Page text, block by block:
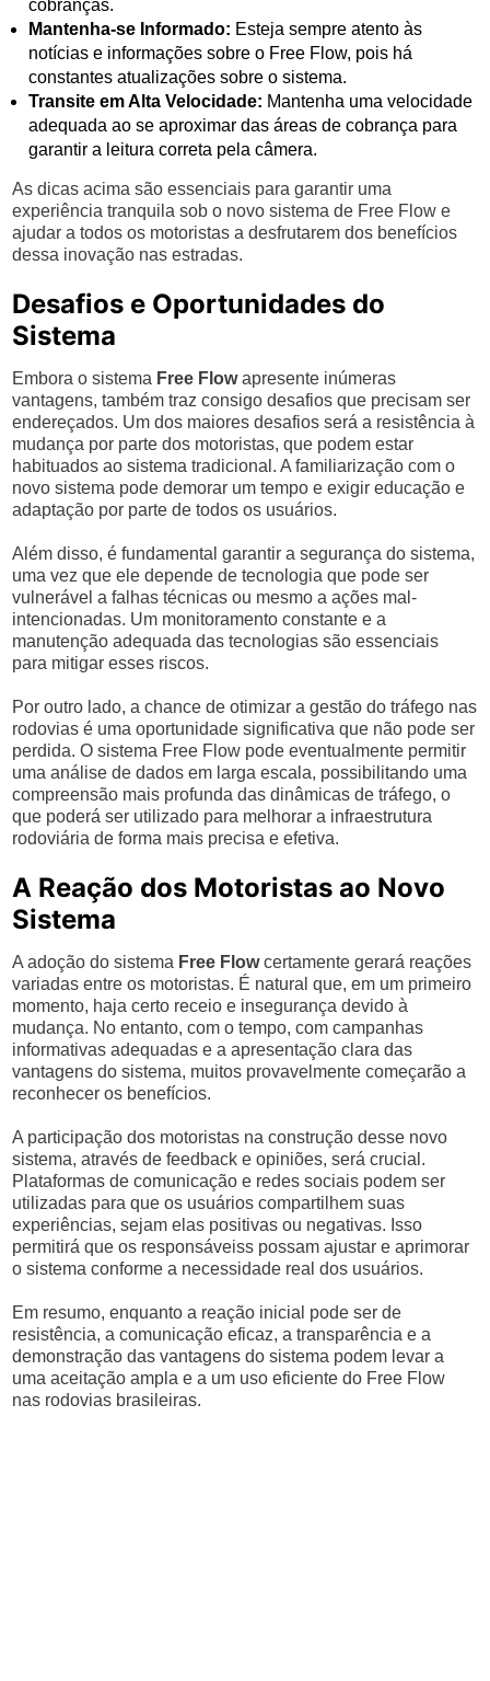
cobranças.
Mantenha-se Informado: Esteja sempre atento às
notícias e informações sobre o Free Flow, pois há
constantes atualizações sobre o sistema.
Transite em Alta Velocidade: Mantenha uma velocidade
adequada ao se aproximar das áreas de cobrança para
garantir a leitura correta pela câmera.
As dicas acima são essenciais para garantir uma
experiência tranquila sob o novo sistema de Free Flow e
ajudar a todos os motoristas a desfrutarem dos benefícios
dessa inovação nas estradas.
Desafios e Oportunidades do
Sistema
Embora o sistema Free Flowapresente inúmeras
vantagens, também traz consigo desafios que precisam ser
endereçados. Um dos maiores desafios será a resistência à
mudança por parte dos motoristas, que podem estar
habituados ao sistema tradicional. A familiarização com o
novo sistema pode demorar um tempo e exigir educação e
adaptação por parte de todos os usuários.
Além disso, é fundamental garantir a segurança do sistema,
uma vez que ele depende de tecnologia que pode ser
vulnerável a falhas técnicas ou mesmo a ações mal-
intencionadas. Um monitoramento constante e a
manutenção adequada das tecnologias são essenciais
para mitigar esses riscos.
Por outro lado, a chance de otimizar a gestão do tráfego nas
rodovias é uma oportunidade significativa que não pode ser
perdida. O sistema Free Flow pode eventualmente permitir
uma análise de dados em larga escala, possibilitando uma
compreensão mais profunda das dinâmicas de tráfego, o
que poderá ser utilizado para melhorar a infraestrutura
rodoviária de forma mais precisa e efetiva.
A Reação dos Motoristas ao Novo
Sistema
A adoção do sistema Free Flowcertamente gerará reações
variadas entre os motoristas. É natural que, em um primeiro
momento, haja certo receio e insegurança devido à
mudança. No entanto, com o tempo, com campanhas
informativas adequadas e a apresentação clara das
vantagens do sistema, muitos provavelmente começarão a
reconhecer os benefícios.
A participação dos motoristas na construção desse novo
sistema, através de feedback e opiniões, será crucial.
Plataformas de comunicação e redes sociais podem ser
utilizadas para que os usuários compartilhem suas
experiências, sejam elas positivas ou negativas. Isso
permitirá que os responsáveiss possam ajustar e aprimorar
o sistema conforme a necessidade real dos usuários.
Em resumo, enquanto a reação inicial pode ser de
resistência, a comunicação eficaz, a transparência e a
demonstração das vantagens do sistema podem levar a
uma aceitação ampla e a um uso eficiente do Free Flow
nas rodovias brasileiras.